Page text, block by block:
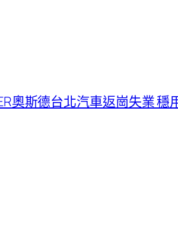
奧斯德台北汽車返崗失業 穩